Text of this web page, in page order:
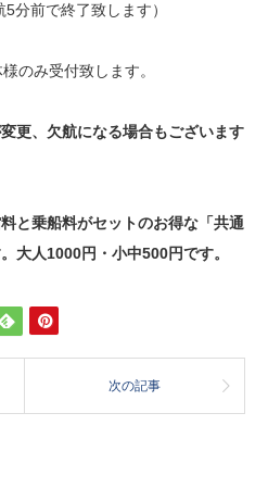
分前で終了致します）
のみ受付致します。
更、欠航になる場合もございます
と乗船料がセットのお得な「共通
大人1000円・小中500円です。
次の記事